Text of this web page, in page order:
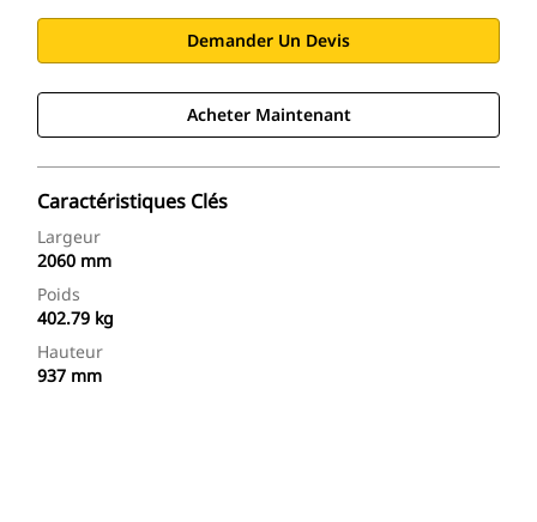
Demander Un Devis
Acheter Maintenant
Caractéristiques Clés
Largeur
2060 mm
Poids
402.79 kg
Hauteur
937 mm